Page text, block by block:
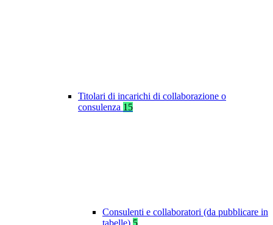
Titolari di incarichi di collaborazione o
consulenza 15
Consulenti e collaboratori (da pubblicare in